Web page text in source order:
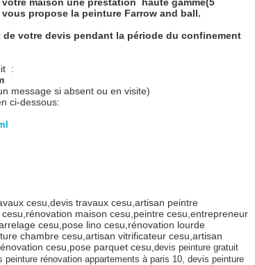
propose la peinture Farrow and ball.
votre devis pendant la période du confinement
:
message si absent ou en visite)
ci-dessous:
cesu,devis travaux cesu,artisan peintre
maison cesu,peintre cesu,entrepreneur
cesu,pose lino cesu,rénovation lourde
chambre cesu,artisan vitrificateur cesu,artisan
cesu,pose parquet cesu, devis peinture gratuit
rénovation appartements à paris 10, devis peinture